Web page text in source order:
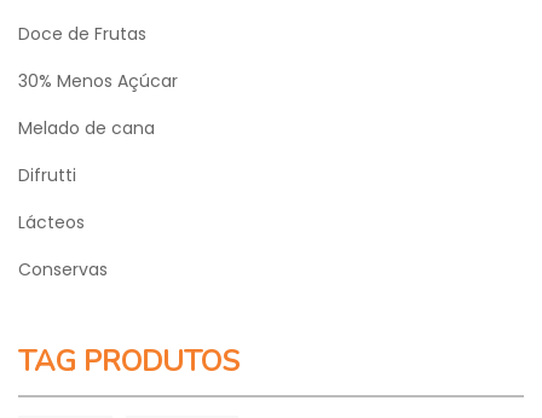
Doce de Frutas
30% Menos Açúcar
Melado de cana
Difrutti
Lácteos
Conservas
TAG PRODUTOS